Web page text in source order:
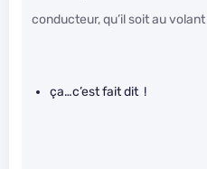
conducteur, qu’il soit au
ça…c’est fait dit !